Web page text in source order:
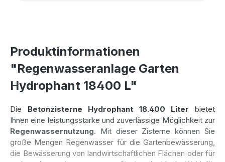
Produktinformationen
"Regenwasseranlage Garten
Hydrophant 18400 L"
Die Betonzisterne Hydrophant 18.400 Liter bietet
Ihnen eine leistungsstarke und zuverlässige Möglichkeit zur
Regenwassernutzung. Mit dieser Zisterne können Sie
große Mengen Regenwasser für die Gartenbewässerung,
die Bewässerung von landwirtschaftlichen Flächen oder für